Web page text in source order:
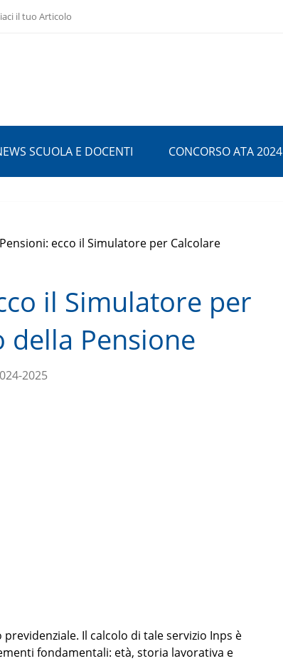
il tuo Articolo
SCUOLA E DOCENTI CONCORSO ATA 2024
ecco il Simulatore per Calcolare
il Simulatore per
della Pensione
2025
Il calcolo di tale servizio Inps è
fondamentali: età, storia lavorativa e